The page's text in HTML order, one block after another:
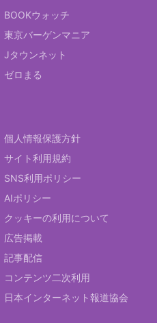
BOOKウォッチ
東京バーゲンマニア
Jタウンネット
ゼロまる
個人情報保護方針
サイト利用規約
SNS利用ポリシー
AIポリシー
クッキーの利用について
広告掲載
記事配信
コンテンツ二次利用
日本インターネット報道協会